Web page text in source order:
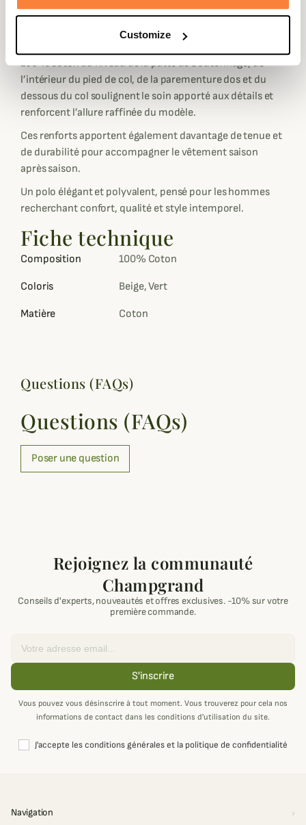
Customize
occasions estivales plus habillées.
Ses teintes chaleureuses apportent du caractère tout en
100 % coton au niveau de la patte de boutonnage, de
l’intérieur du pied de col, de la parementure dos et du
dessous du col soulignent le soin apporté aux détails et
renforcent l’allure raffinée du modèle.
Ces renforts apportent également davantage de tenue et
de durabilité pour accompagner le vêtement saison
après saison.
Un polo élégant et polyvalent, pensé pour les hommes
recherchant confort, qualité et style intemporel.
Fiche technique
Composition 100% Coton
Coloris Beige, Vert
Matière Coton
Questions (FAQs)
Questions (FAQs)
Poser une question
Rejoignez la communauté
Champgrand
Conseils d'experts, nouveautés et offres exclusives. -10% sur votre
première commande.
S'inscrire
Vous pouvez vous désinscrire à tout moment. Vous trouverez pour cela nos
informations de contact dans les conditions d'utilisation du site.
J'accepte les conditions générales et la politique de confidentialité
Navigation